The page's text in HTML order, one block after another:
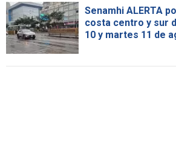
Senamhi ALERTA
costa centro y sur
10 y martes 11 de